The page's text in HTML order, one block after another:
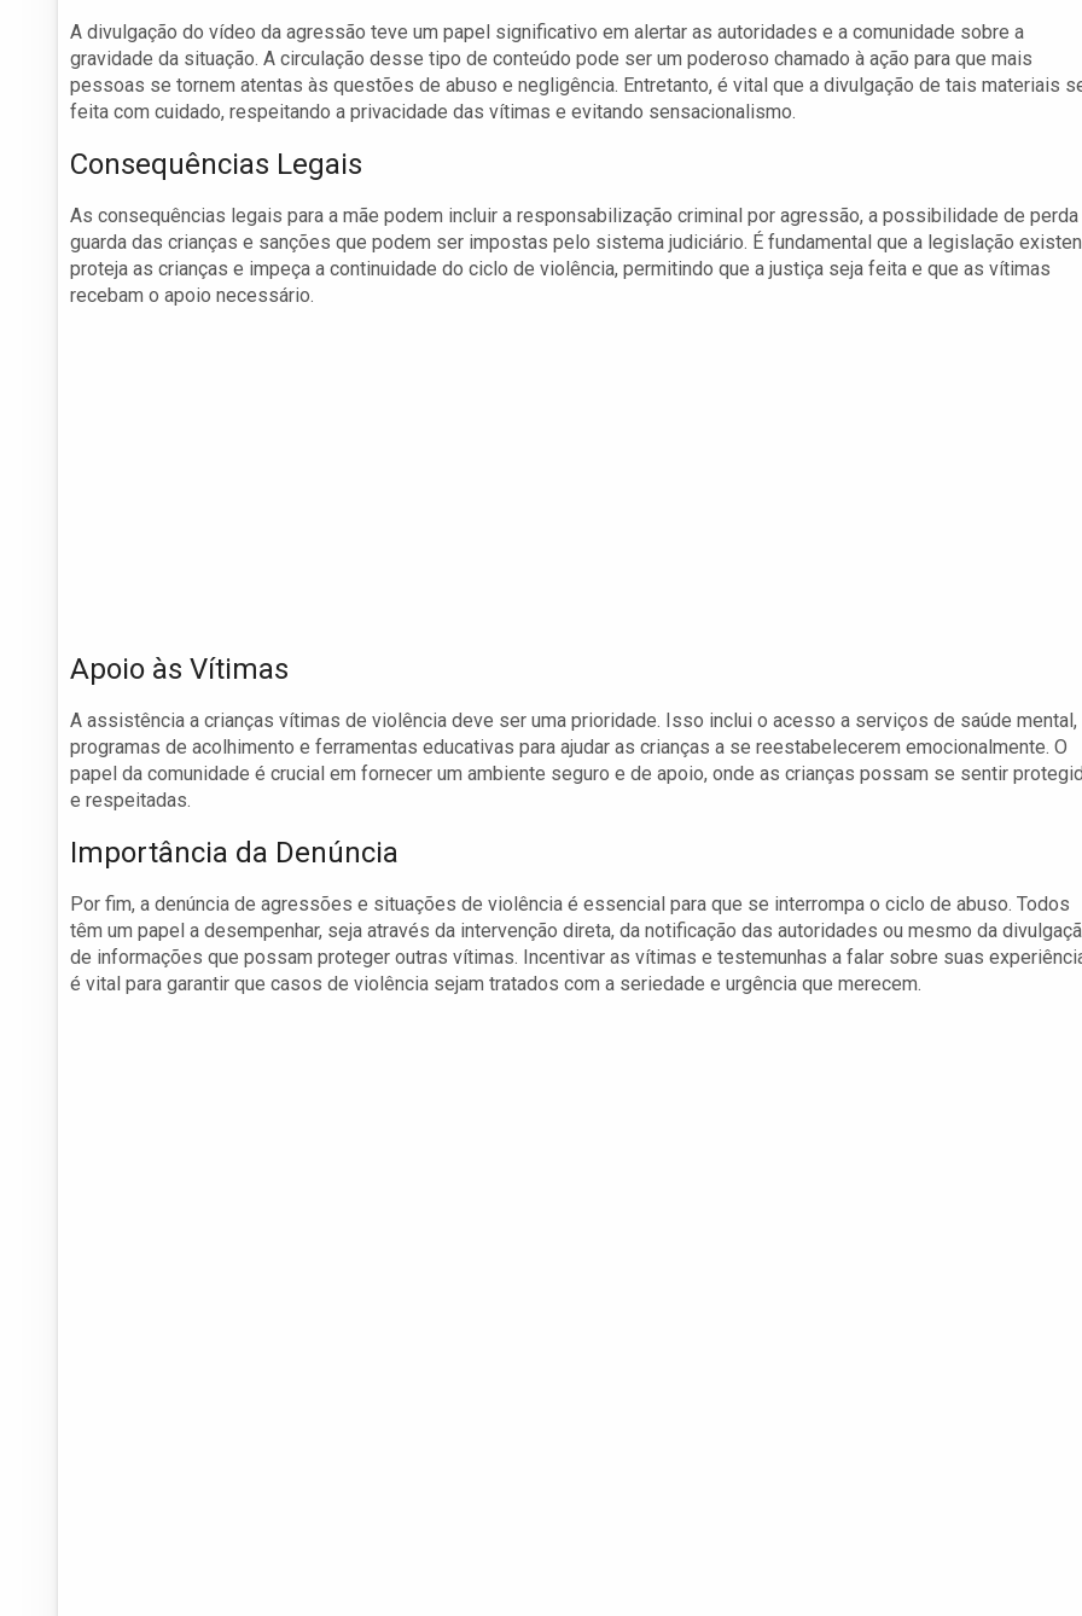
A divulgação do vídeo da agressão teve um papel significativo em alertar as autoridades e a comunidade sobre a
gravidade da situação. A circulação desse tipo de conteúdo pode ser um poderoso chamado à ação para que mais
pessoas se tornem atentas às questões de abuso e negligência. Entretanto, é vital que a divulgação de tais materiais
feita com cuidado, respeitando a privacidade das vítimas e evitando sensacionalismo.
Consequências Legais
As consequências legais para a mãe podem incluir a responsabilização criminal por agressão, a possibilidade de perda
guarda das crianças e sanções que podem ser impostas pelo sistema judiciário. É fundamental que a legislação
proteja as crianças e impeça a continuidade do ciclo de violência, permitindo que a justiça seja feita e que as vítimas
recebam o apoio necessário.
Apoio às Vítimas
A assistência a crianças vítimas de violência deve ser uma prioridade. Isso inclui o acesso a serviços de saúde mental,
programas de acolhimento e ferramentas educativas para ajudar as crianças a se reestabelecerem emocionalmente. O
papel da comunidade é crucial em fornecer um ambiente seguro e de apoio, onde as crianças possam se sentir
e respeitadas.
Importância da Denúncia
Por fim, a denúncia de agressões e situações de violência é essencial para que se interrompa o ciclo de abuso. Todos
têm um papel a desempenhar, seja através da intervenção direta, da notificação das autoridades ou mesmo da
de informações que possam proteger outras vítimas. Incentivar as vítimas e testemunhas a falar sobre suas
é vital para garantir que casos de violência sejam tratados com a seriedade e urgência que merecem.